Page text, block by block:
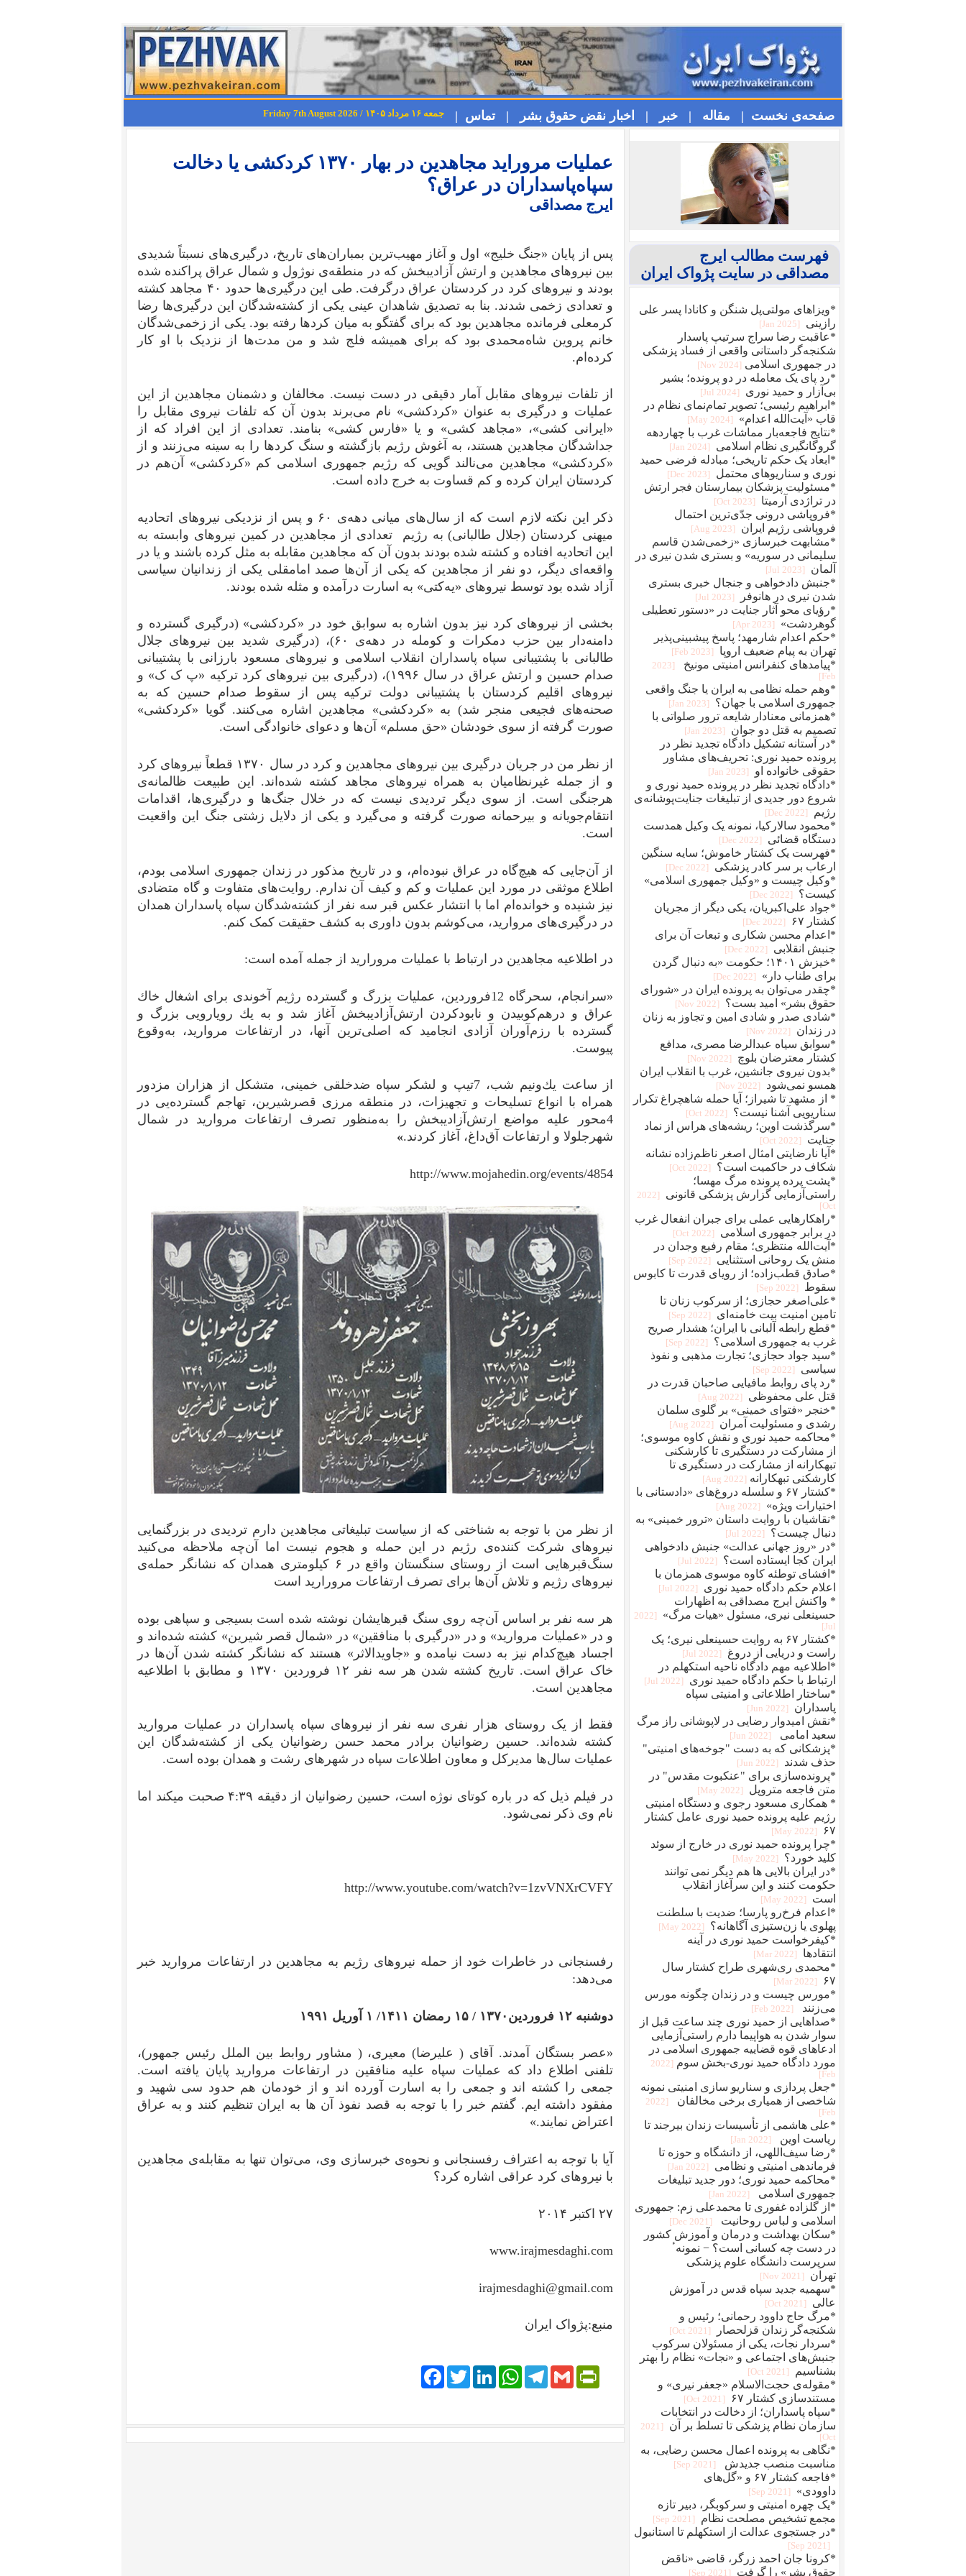
صفحه‌ی نخست | مقاله | خبر | اخبار نقض حقوق بشر | تماس | جمعه ۱۶ مرداد ۱۴۰۵ / Friday 7th August 2026
عملیات مروراید مجاهدین در بهار ۱۳۷۰ کردکشی یا دخالت
سپاه‌پاسداران در عراق؟
ایرج مصداقی
پس از پایان «جنگ خلیج» اول و آغاز مهیب‌ترین بمباران‌های تاریخ، درگیری‌های نسبتاً شدیدی
بین نیروهای مجاهدین و ارتش‌ آزادیبخش که در منطقه‌ی نوژول و شمال عراق پراکنده شده
بودند و نیروهای کرد در کردستان عراق درگرفت. طی این درگیری‌‌ها حدود ۴۰ مجاهد کشته
و تعدادی زخمی شدند. بنا به تصدیق شاهدان عینی یکی از کشته‌شدگان این درگیری‌ها رضا
کرمعلی فرمانده مجاهدین بود که برای گفتگو به میان کردها رفته بود. یکی از زخمی‌شدگان
خانم پروین شاه‌محمدی بود که برای همیشه فلج شد و من مدت‌ها از نزدیک با او کار
کرده‌ام.
از تلفات نیروهای مقابل آمار دقیقی در دست نیست. مخالفان و دشمنان مجاهدین از این
عملیات و درگیری به عنوان «کردکشی» نام می‌برند بدون آن که تلفات نیروی مقابل را
«ایرانی کشی»، «مجاهد کشی» و یا «فارس کشی» بنامند. تعدادی از این افراد که از
جداشدگان مجاهدین هستند، به آغوش رژیم بازگشته و سنگ کردها را به سینه می‌زنند و از
«کردکشی» مجاهدین می‌نالند گویی که رژیم جمهوری اسلامی کم «کردکشی» آن‌هم در
کردستان ایران کرده و کم قساوت به خرج داده است.
ذکر این نکته لازم است که از سال‌های میانی دهه‌ی ۶۰ و پس از نزدیکی نیروهای اتحادیه
میهنی کردستان (جلال طالبانی) به رژیم تعدادی از مجاهدین در کمین‌ نیروهای وابسته به
این اتحادیه افتاده و کشته شده بودند بدون آن که مجاهدین مقابله به مثل کرده باشند و یا در
واقعه‌ای دیگر، دو نفر از مجاهدین که یکی از آن‌ها صمد امامقلی یکی از زندانیان سیاسی
آزاد شده بود توسط نیروهای «یه‌کتی» به اسارت درآمده و مثله شده بودند.
بخشی از نیروهای کرد نیز بدون اشاره به سوابق خود در «کردکشی» (درگیری گسترده و
دامنه‌دار بین حزب دمکرات و کومله در دهه‌ی ۶۰)، (درگیری شدید بین نیروهای جلال
طالبانی با پشتیبانی سپاه پاسداران انقلاب اسلامی و نیروهای مسعود بارزانی با پشتیبانی
صدام حسین و ارتش عراق در سال ۱۹۹۶)، (درگیری بین نیروهای کرد ترکیه «پ ک ک» و
نیروهای اقلیم کردستان با پشتیبانی دولت ترکیه پس از سقوط صدام حسین که به
صحنه‌های فجیعی منجر شد) به «کردکشی» مجاهدین اشاره می‌کنند. گویا «کردکشی»
صورت گرفته از سوی خودشان «حق مسلم» آن‌ها و دعوای خانوادگی است.
از نظر من در جریان درگیری بین نیروهای مجاهدین و کرد در سال ۱۳۷۰ قطعاً نیرو‌های کرد
و از جمله غیرنظامیان به همراه نیروهای مجاهد کشته شده‌اند. این طبیعت ظالمانه‌ی
هرجنگی است. از سوی دیگر تردیدی نیست که در خلال‌ جنگ‌ها و درگیری‌ها، اقدامات
انتقام‌جویانه و بیرحمانه صورت گرفته و می‌گیرد و یکی از دلایل زشتی جنگ این واقعیت
است.
از آن‌جایی که هیچ‌گاه در عراق نبوده‌ام، و در تاریخ مذکور در زندان جمهوری اسلامی بودم،
اطلاع موثقی در مورد این عملیات و کم و کیف آن ندارم. روایت‌های متفاوت و گاه متضادی
نیز شنیده‌ و خوانده‌ام اما با انتشار عکس قبر سه نفر از کشته‌شدگان سپاه پاسداران همدان
در درگیری‌های‌ مروارید، می‌کوشم بدون داوری به کشف حقیقت کمک کنم.
در اطلاعیه مجاهدین در ارتباط با عملیات مرورارید از جمله آمده است:‌
«سرانجام، سحرگاه 12فروردین، عملیات بزرگ و گسترده رژیم آخوندی برای اشغال خاك
عراق و درهم‌كوبیدن و نابودكردن ارتش‌آزادیبخش آغاز شد و به‌ یك رویارویی بزرگ و
گسترده با رزم‌آوران آزادی انجامید كه اصلی‌ترین آنها، در ارتفاعات مروارید، به‌وقوع
پیوست.
از ساعت یك‌ونیم شب، 7تیپ و لشكر سپاه ضدخلقی خمینی، متشكل از هزاران مزدور
همراه با انواع تسلیحات و تجهیزات، در منطقه مرزی قصر‌شیرین، تهاجم گسترده‌یی در
4محور علیه مواضع ارتش‌آزادیبخش را به‌منظور تصرف ارتفاعات مروارید در شمال
شهر‌جلولا و ارتفاعات آق‌داغ، آغاز كردند.»
http://www.mojahedin.org/events/4854
از نظر من با توجه به شناختی که از سیاست تبلیغاتی مجاهدین دارم تردیدی در بزرگنمایی
نیروهای شرکت کننده‌ی رژیم در این حمله و هجوم نیست اما آن‌چه ملاحظه می‌کنید
سنگ‌قبر‌هایی است از روستای سنگستان واقع در ۶ کیلومتری همدان که نشانگر حمله‌‌ی
نیروهای رژیم و تلاش آن‌ها برای تصرف ارتفاعات مرورارید است
هر سه نفر بر اساس آن‌چه روی سنگ‌ قبرهایشان نوشته شده است بسیجی و سپاهی بوده
و در «عملیات مروارید» و در «درگیری با منافقین» در «شمال قصر شیرین» کشته شده‌اند و
اجساد هیچ‌کدام نیز به دست نیامده و «جاوید‌الاثر» هستند که نشانگر کشته شدن آن‌ها در
خاک عراق است. تاریخ کشته شدن هر سه نفر ۱۲ فروردین ۱۳۷۰ و مطابق با اطلاعیه‌
مجاهدین است.
فقط از یک روستای هزار نفری سه نفر از نیروهای سپاه پاسداران در عملیات مروارید
کشته شده‌اند. حسین رضوانیان برادر محمد حسن رضوانیان یکی از کشته‌شدگان این
عملیات سال‌ها مدیرکل و معاون اطلاعات سپاه در شهرهای رشت و همدان بوده است.
در فیلم ذیل که در باره کوتای نوژه است، حسین رضوانیان از دقیقه ۴:۳۹ صحبت میکند اما
نام وی ذکر نمی‌شود.
http://www.youtube.com/watch?v=1zvVNXrCVFY
رفسنجانی در خاطرات خود از حمله نیروهای رژیم به مجاهدین در ارتفاعات مروارید خبر
می‌دهد:‌
دوشنبه ۱۲ فروردین ۱۳۷۰ / ۱۵ رمضان ۱۴۱۱/ ۱ آوریل ۱۹۹۱
«عصر بستگان آمدند. آقای ( علیرضا) معیری، ( مشاور روابط بین الملل رئیس جمهور)،
تلفنی اطلاع داد که عملیات سپاه علیه منافقین در ارتفاعات مروارید پایان یافته است.
جمعی را کشته اند و جمعی را به اسارت آورده اند و از خودمان هم حدود سی شهید و
مفقود داشته ایم. گفتم خبر را با توجه به قصد نفوذ آن ها به ایران تنظیم کنند و به عراق
اعتراض نمایند.»
آیا با توجه به اعتراف رفسنجانی و نحوه‌ی خبرسازی وی، می‌توان تنها به مقابله‌ی مجاهدین
با نیروهای کرد عراقی اشاره کرد؟‌
۲۷ اکتبر ۲۰۱۴
www.irajmesdaghi.com
irajmesdaghi@gmail.com
منبع:پژواک ایران
FacebookTwitterLinkedIn
WhatsAppTelegramGmail
PrintFriendly
فهرست مطالب ایرج
مصداقی در سایت پژواک ایران
*ویزا‌های مولتی‌پل شنگن و کانادا پسر علی
رازینی
[2025 Jan]
*عاقبت رضا سراج سرتيپ پاسدار
شکنجه‌گر داستانی واقعی از فساد پزشکی
در جمهوری اسلامی [2024 Nov]
*رد پای یک معامله در دو پرونده؛ بشیر
بی‌آزار و حمید نوری
[2024 Jul]
*ابراهیم رئیسی؛ تصویر تمام‌نمای نظام در
قاب «آیت‌الله اعدام»
[2024 May]
*نتایج فاجعه‌بار مماشات غرب با چهاردهه
گروگانگیری نظام اسلامی
[2024 Jan]
*ابعاد یک حکم تاریخی؛ مبادله فرضی حمید
نوری و سناریوهای محتمل
[2023 Dec]
*مسئولیت پزشکان بیمارستان فجر ارتش
در تراژدی آرمیتا
[2023 Oct]
*فروپاشی درونی جدّی‌ترین احتمال
فروپاشی رژیم ایران
[2023 Aug]
*مشابهت خبرسازی «زخمی‌شدن قاسم
سلیمانی در سوریه» و بستری شدن نیری در
آلمان
[2023 Jul]
*جنبش دادخواهی و جنجال خبری بستری
شدن نیری در هانوفر
[2023 Jul]
*رؤیای محو آثار جنایت در «دستور تعطیلی
گوهردشت»
[2023 Apr]
*حکم اعدام شارمهد؛ پاسخ پیشبینی‌پذیر
تهران به پیام ضعیف اروپا
[2023 Feb]
*پیامدهای کنفرانس امنیتی مونیخ
[2023
Feb]
*وهم حمله نظامی به ایران یا جنگ واقعی
جمهوری اسلامی با جهان؟
[2023 Jan]
*همزمانی معنادار شایعه ترور صلواتی با
تصمیم به قتل دو جوان
[2023 Jan]
*در آستانه تشکیل دادگاه تجدید نظر در
پرونده حمید نوری: تحریف‌های مشاور
حقوقی خانواده او
[2023 Jan]
*دادگاه تجدید نظر در پرونده حمید نوری و
شروع دور جدیدی از تبلیغات جنایت‌پوشانه‌ی
رژیم
[2022 Dec]
*محمود سالارکیا، نمونه یک وکیل همدست
دستگاه قضائی
[2022 Dec]
*فهرست یک کشتار خاموش؛ سایه سنگین
ارعاب بر سر کادر پزشکی
[2022 Dec]
*وکیل چیست و «وکیل جمهوری اسلامی»
کیست؟
[2022 Dec]
*جواد علی‌اکبریان، یکی دیگر از مجریان
کشتار ۶۷
[2022 Dec]
*اعدام محسن شکاری و تبعات آن برای
جنبش انقلابی
[2022 Dec]
*خیزش ۱۴۰۱؛ حکومت «به دنبال گردن
برای طناب دار»
[2022 Dec]
*چقدر می‌توان به پرونده ایران در «شورای
حقوق بشر» امید بست؟
[2022 Nov]
*شادی صدر و شادی امین و تجاوز به زنان
در زندان
[2022 Nov]
*سوابق سیاه عبدالرضا مصری، مدافع
کشتار معترضان بلوچ
[2022 Nov]
*بدون نیروی جانشین، غرب با انقلاب ایران
همسو نمی‌شود
[2022 Nov]
* از مشهد تا شیراز؛ آیا حمله شاهچراغ تکرار
سناریویی آشنا نیست؟
[2022 Oct]
*سرگذشت اوین؛ ریشه‌های هراس از نماد
جنایت
[2022 Oct]
*آیا نارضایتی امثال اصغر ناظم‌زاده نشانه
شکاف در حاکمیت است؟
[2022 Oct]
*پشت پرده پرونده مرگ مهسا؛
راستی‌آزمایی گزارش پزشکی قانونی
[2022
Oct]
*راهکارهایی عملی برای جبران انفعال غرب
در برابر جمهوری اسلامی
[2022 Oct]
*آیت‌الله منتظری؛ مقام رفیع وجدان در
منش یک روحانی استثنایی
[2022 Sep]
*صادق قطب‌زاده؛ از رویای قدرت تا کابوس
سقوط
[2022 Sep]
*علی‌اصغر حجازی؛ از سرکوب زنان تا
تامین امنیت بیت خامنه‌ای
[2022 Sep]
*قطع رابطه آلبانی با ایران؛ هشدار صریح
غرب به جمهوری اسلامی؟
[2022 Sep]
*سید جواد حجازی؛ تجارت مذهبی و نفوذ
سیاسی
[2022 Sep]
*رد پای روابط مافيایی صاحبان قدرت در
قتل علی محفوظی
[2022 Aug]
*خنجر «فتوای خمینی» بر گلوی سلمان
رشدی و مسئولیت آمران
[2022 Aug]
*محاکمه حمید نوری و نقش کاوه موسوی؛
از مشارکت در دستگیری تا کارشکنی
تبهکارانه از مشارکت در دستگیری تا
کارشکنی تبهکارانه [2022 Aug]
*کشتار ۶۷ و سلسله دروغ‌های «دادستانی با
اختیارات ویژه»
[2022 Aug]
*نقاشیان با روایت داستان «ترور خمینی» به
دنبال چیست؟
[2022 Jul]
*در «روز جهانی عدالت» جنبش دادخواهی
ایران کجا ایستاده است؟
[2022 Jul]
*افشای توطئه کاوه موسوی همزمان با
اعلام حکم دادگاه حمید نوری
[2022 Jul]
* واکنش ایرج مصداقی به اظهارات
حسینعلی نیری، مسئول «هیات مرگ»
[2022
Jul]
*کشتار ۶۷ به روایت حسینعلی نیری؛ یک
راست و دریایی از دروغ
[2022 Jul]
*اطلاعیه مهم دادگاه ناحیه استکهلم در
ارتباط با حکم دادگاه حمید نوری
[2022 Jul]
*ساختار اطلاعاتی و امنیتی سپاه
پاسداران
[2022 Jun]
*نقش امیدوار رضایی در لاپوشانی راز مرگ
سعید امامی
[2022 Jun]
*پزشکانی که به دست "جوخه‌های امنیتی"
حذف شدند
[2022 Jun]
*پرونده‌سازی برای "عنکبوت مقدس" در
متن فاجعه متروپل
[2022 May]
* همکاری مسعود رجوی و دستگاه امنیتی
رژیم علیه پرونده حمید نوری عامل کشتار
۶۷
[2022 May]
*چرا پرونده حمید نوری در خارج از سوئد
کلید خورد؟
[2022 May]
*در ایران بالایی ها هم دیگر نمی توانند
حکومت کنند و این سرآغاز انقلاب
است
[2022 May]
*اعدام فرخ‌رو پارسا؛ ضديت با سلطنت
پهلوی يا زن‌ستيزی آگاهانه؟
[2022 May]
*کیفرخواست حمید نوری در آینه
انتقادها
[2022 Mar]
*محمدی‌ ری‌شهری طراح کشتار سال
۶۷
[2022 Mar]
*مورس چیست و در زندان چگونه مورس
می‌زنند
[2022 Feb]
*صداهایی از حمید نوری چند ساعت قبل از
سوار شدن به هواپیما دارم راستی‌آزمایی
ادعاهای قوه قضاییه جمهوری اسلامی در
مورد دادگاه حمید نوری-بخش سوم
[2022
Feb]
*جعل پردازی و سناريو سازی امنيتی نمونه
شاخصی از همياری برخی مخالفان
[2022
Feb]
*علی هاشمی از تأسیسات زندان بیرجند تا
ریاست اوین
[2022 Jan]
*رضا سیف‌اللهی، از دانشگاه و حوزه تا
فرماندهی امنیتی و نظامی
[2022 Jan]
*محاکمه حميد نوری؛ دور جديد تبلیغات
جمهوری اسلامی
[2022 Jan]
*از گلزاده غفوری تا محمدعلی زم: جمهوری
اسلامی و لباس روحانیت
[2021 Dec]
*سکان بهداشت و درمان و آموزش کشور
در دست چه کسانی است؟ − نمونهٴ
سرپرست دانشگاه علوم پزشکی
تهران
[2021 Nov]
*سهمیه جدید سپاه قدس در آموزش
عالی
[2021 Oct]
*مرگ حاج داوود رحمانی؛ رئیس و
شکنجه‌گر زندان قزلحصار
[2021 Oct]
*سردار نجات، یکی از مسئولان سرکوب
جنبش‌های اجتماعی و «نجات» نظام را بهتر
بشناسیم
[2021 Oct]
*مقوله‌ی حجت‌الاسلام «جعفر نیری» و
مستند‌سازی کشتار ۶۷
[2021 Oct]
*سپاه پاسداران؛ از دخالت در انتخابات
سازمان نظام پزشکی تا تسلط بر آن
[2021
Oct]
*نگاهی به پرونده اعمال محسن رضایی، به
مناسبت منصب جدیدش
[2021 Sep]
*فاجعه کشتار ۶۷ و «گل‌های
داوودی»
[2021 Sep]
*یک چهره‌‌ امنیتی و سرکوبگر، دبیر تازه
مجمع تشخیص مصلحت نظام
[2021 Sep]
*در جستجوی عدالت از استکهلم تا استانبول
[2021 Sep]
*کرونا جان احمد زرگر، قاضی «ناقض
حقوق بشر» را گرفت
[2021 Sep]